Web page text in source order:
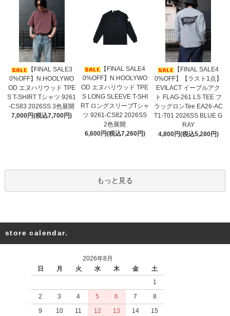
【FINAL SALE3
0%OFF】N.HOOLYWO
OD エヌハリウッド TPE
S T-SHIRT Tシャツ 9261
-CS83 2026SS 3色展開
7,000円(税込7,700円)
【FINAL SALE4
0%OFF】N.HOOLYWO
OD エヌハリウッド TPE
S LONG SLEEVE T-SHI
RT ロングスリーブTシャ
ツ 9261-CS82 2026SS
2色展開
6,600円(税込7,260円)
【FINAL SALE4
0%OFF】【ラスト1点】
EVILACT イーブルアク
ト FLAG-261 LS TEE フ
ラッグロンTee EA26-AC
T1-T01 2026SS BLUE G
RAY
4,800円(税込5,280円)
もっと見る
store calendar.
2026年8月
日
月 火 水 木 金
土
1
2
3 4 5 6 7
8
9
10 11 12 13 14
15